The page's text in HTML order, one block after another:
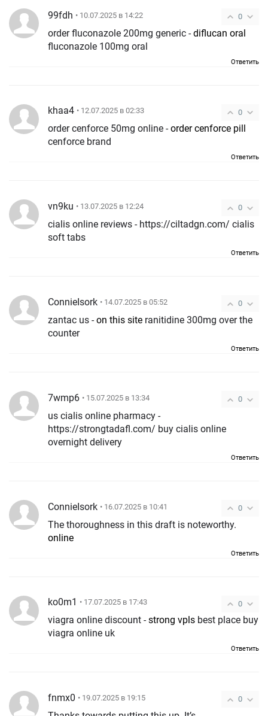
0
99fdh • 10.07.2025 в 14:22
order fluconazole 200mg generic -diflucan oral
fluconazole 100mg oral
Ответить
0
khaa4 • 12.07.2025 в 02:33
order cenforce 50mg online -order cenforce pill
cenforce brand
Ответить
0
vn9ku • 13.07.2025 в 12:24
cialis online reviews - https://ciltadgn.com/ cialis
soft tabs
Ответить
0
ConnieIsork • 14.07.2025 в 05:52
zantac us -on this site ranitidine 300mg over the
counter
Ответить
0
7wmp6 • 15.07.2025 в 13:34
us cialis online pharmacy -
https://strongtadafl.com/ buy cialis online
overnight delivery
Ответить
0
ConnieIsork • 16.07.2025 в 10:41
The thoroughness in this draft is noteworthy.
online
Ответить
0
ko0m1 • 17.07.2025 в 17:43
viagra online discount -strong vpls best place buy
viagra online uk
Ответить
0
fnmx0 • 19.07.2025 в 19:15